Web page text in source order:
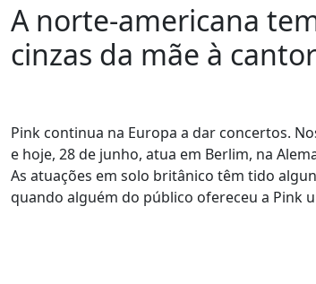
A norte-americana
cinzas da mãe à
Pink continua na Europa a dar concertos.
e hoje, 28 de junho, atua em Berlim, na
As atuações em solo britânico têm tido
quando alguém do público ofereceu a Pink